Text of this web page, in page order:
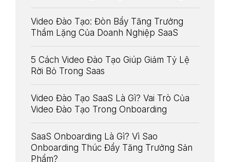
Tin tức
Liên Hệ
Video Đào Tạo: Đòn Bẩy Tăng Trưởng
Thầm Lặng Của Doanh Nghiệp SaaS
5 Cách Video Đào Tạo Giúp Giảm Tỷ Lệ
Rời Bỏ Trong Saas
Video Đào Tạo SaaS Là Gì? Vai Trò Của
Video Đào Tạo Trong Onboarding
SaaS Onboarding Là Gì? Vì Sao
Onboarding Thúc Đẩy Tăng Trưởng Sản
Phẩm?